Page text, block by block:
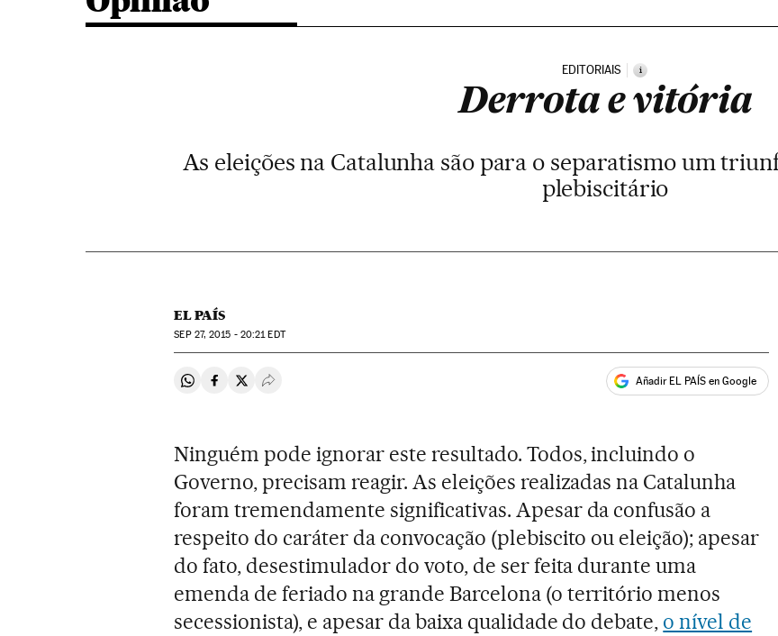
EDITORIAIS i
Derrota e vitória
As eleições na Catalunha são para o separatismo um
plebiscitário
EL PAÍS
SEP27, 2015 - 20:21EDT
Compartir en Whatsapp
Compartir en Facebook
Compartir en Twitter
Desplegar Redes Sociales Añadir EL PAÍS en Google
Ninguém pode ignorar este resultado. Todos, incluindo o
Governo, precisam reagir. As eleições realizadas na Catalunha
foram tremendamente significativas. Apesar da confusão a
respeito do caráter da convocação (plebiscito ou eleição); apesar
do fato, desestimulador do voto, de ser feita durante uma
emenda de feriado na grande Barcelona (o território menos
secessionista), e apesar da baixa qualidade do debate, o nível de